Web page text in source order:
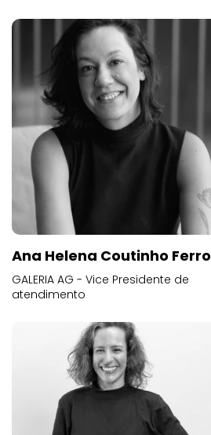
Ana Helena Coutinho Ferro
GALERIA AG - Vice Presidente de
atendimento